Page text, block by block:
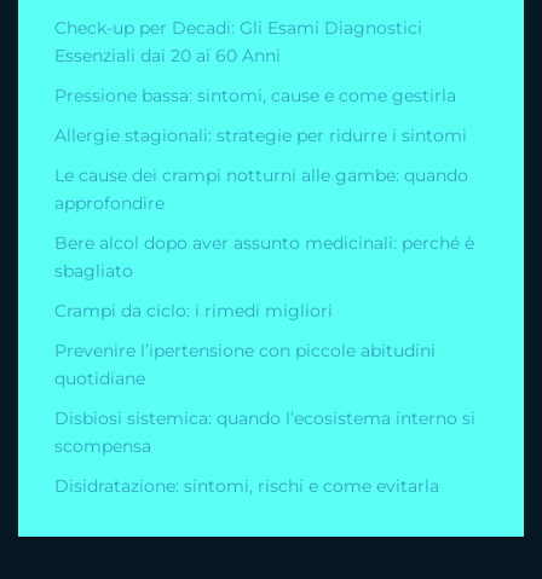
Check-up per Decadi: Gli Esami Diagnostici
Essenziali dai 20 ai 60 Anni
Pressione bassa: sintomi, cause e come gestirla
Allergie stagionali: strategie per ridurre i sintomi
Le cause dei crampi notturni alle gambe: quando
approfondire
Bere alcol dopo aver assunto medicinali: perché è
sbagliato
Crampi da ciclo: i rimedi migliori
Prevenire l’ipertensione con piccole abitudini
quotidiane
Disbiosi sistemica: quando l’ecosistema interno si
scompensa
Disidratazione: sintomi, rischi e come evitarla